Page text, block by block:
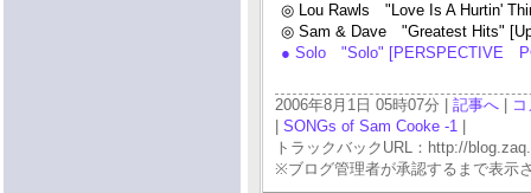
◎ Lou Rawls "Love Is A Hurtin'
◎ Sam & Dave "Greatest Hits"
● Solo "Solo" [PERSPECTIVE
2006年8月1日 05時07分 | 記事へ
SONGs of Sam Cooke -1
トラックバックURL：http://
※ブログ管理者が承認するまで表示